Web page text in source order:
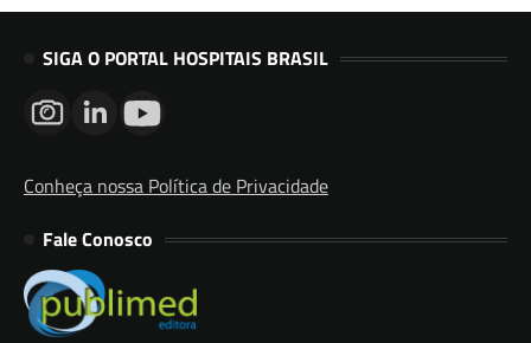
SIGA O PORTAL HOSPITAIS BRASIL
Conheça nossa Política de Privacidade
Fale Conosco